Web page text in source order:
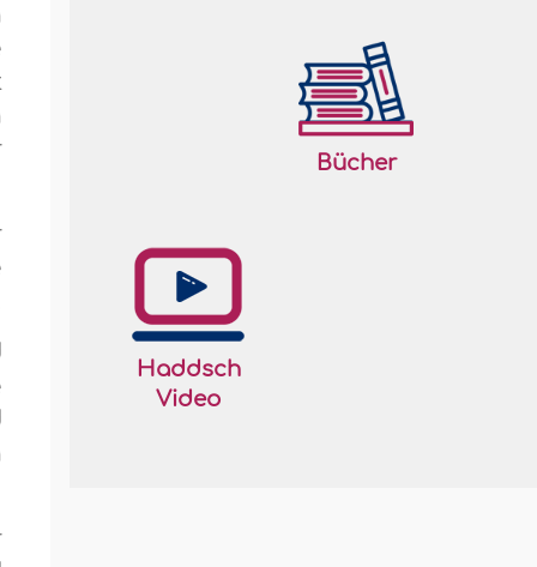
Bücher
Haddsch
Video